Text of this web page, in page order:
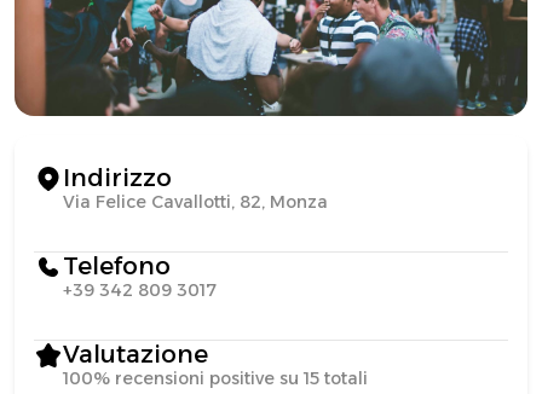
Indirizzo
Via Felice Cavallotti, 82, Monza
Telefono
+39 342 809 3017
Valutazione
100% recensioni positive su 15 totali